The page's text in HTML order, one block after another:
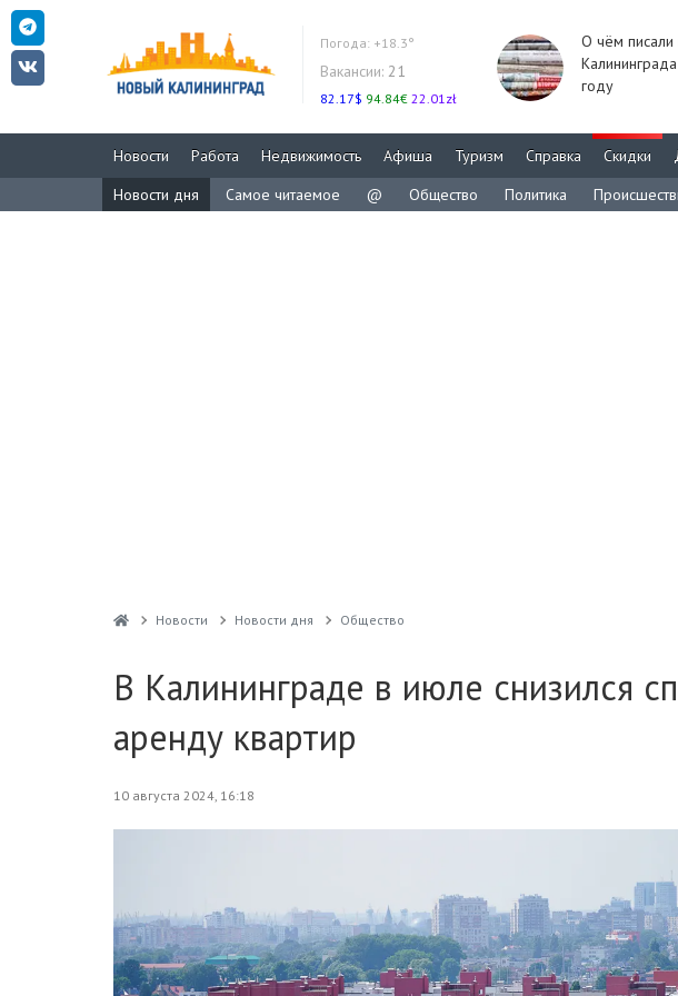
Погода: +18.3°
Вакансии: 21
82.17$ 94.84€ 22.01zł
О чём писали
году
Новости Работа Недвижимость Афиша Туризм Справка Скидки
Новости дня
Самое читаемое @ Общество Политика
Новости Новости дня Общество
В Калининграде в июле снизился
аренду квартир
10 августа 2024, 16:18